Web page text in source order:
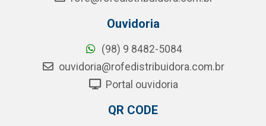
Ouvidoria
(98) 9 8482-5084
ouvidoria@rofedistribuidora.com.br
Portal ouvidoria
QR CODE